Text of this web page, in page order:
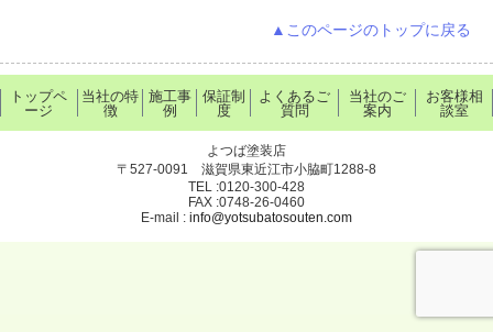
▲このページのトップに戻る
トップペ
ージ
当社の特
徴
施工事
例
保証制
度
よくあるご
質問
当社のご
案内
お客様相
談室
よつば塗装店
〒527-0091 滋賀県東近江市小脇町1288-8
TEL :0120-300-428
FAX :0748-26-0460
E-mail : info@yotsubatosouten.com